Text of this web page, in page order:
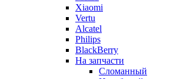
Xiaomi
Vertu
Alcatel
Philips
BlackBerry
На запчасти
Сломанный